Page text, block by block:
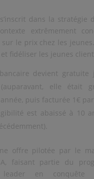
dans la stratégie
extrêmement
le prix chez les jeunes.
fidéliser les jeunes
devient gratuite
(auparavant, elle était
puis facturée 1€
est abaissé à 10
offre pilotée par le
faisant partie du
leader en conquête